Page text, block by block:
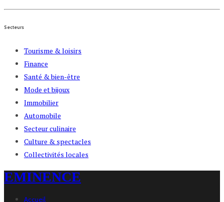
Secteurs
Tourisme & loisirs
Finance
Santé & bien-être
Mode et bijoux
Immobilier
Automobile
Secteur culinaire
Culture & spectacles
Collectivités locales
EMINENCE
Accueil